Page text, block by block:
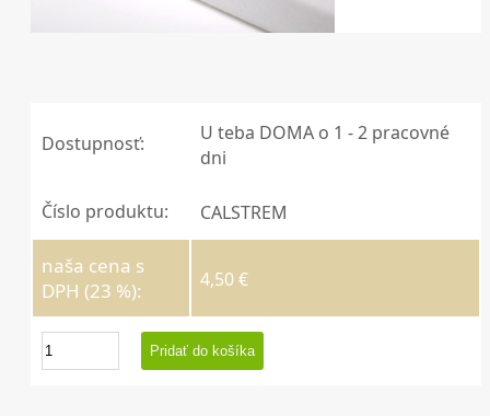
Dostupnosť:
U teba DOMA o 1 - 2 pracovné
dni
Číslo produktu: CALSTREM
naša cena s
DPH (23 %):
4,50 €